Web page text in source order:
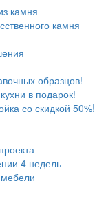
камня
камня
образцов!
в подарок!
со скидкой 50%!
4 недель